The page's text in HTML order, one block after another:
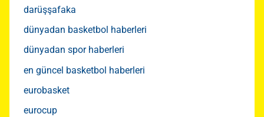
darüşşafaka
dünyadan basketbol haberleri
dünyadan spor haberleri
en güncel basketbol haberleri
eurobasket
eurocup